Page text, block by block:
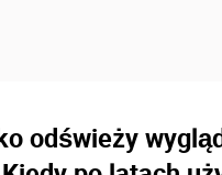
odświeży